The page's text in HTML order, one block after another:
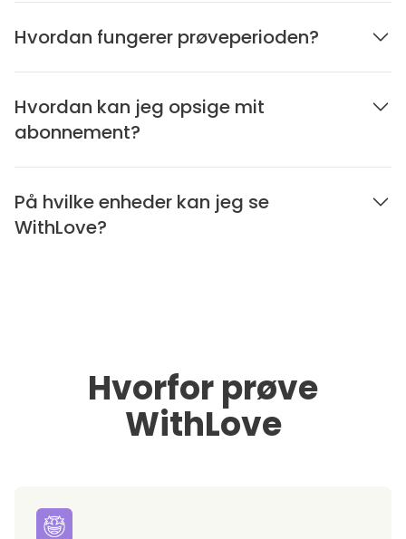
Hvordan fungerer prøveperioden?
Hvordan kan jeg opsige mit
abonnement?
På hvilke enheder kan jeg se
WithLove?
Hvorfor prøve
WithLove